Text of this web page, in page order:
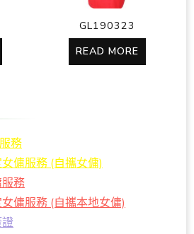
GL190323
READ MORE
務
傭服務 (自攜女傭)
務
傭服務 (自攜本地女傭)